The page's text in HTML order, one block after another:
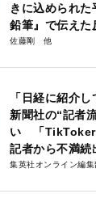
きに込められ
鉛筆』で伝えた
佐藤剛
「日経に紹介
新聞社の“記者
い 「TikToker
記者から不満続
集英社オンライン編